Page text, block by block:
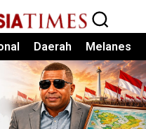
Daerah Melanesia